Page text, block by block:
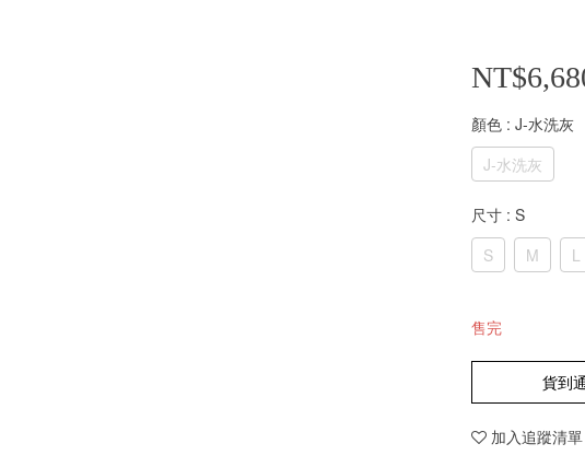
顏色 : J-水洗灰
J-水洗灰
尺寸 : S
S
M L
售完
貨到
加入追蹤清單